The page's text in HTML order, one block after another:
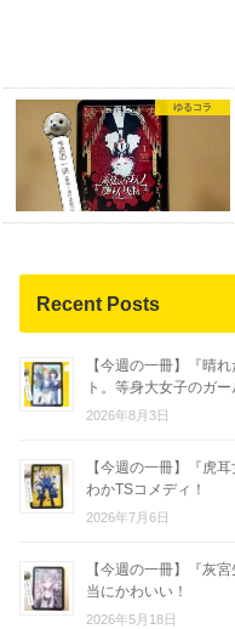
ゆるコラ
Recent Posts
【今週の一冊】『晴
ト。等身大女子のガ
2026年8月3日
【今週の一冊】『虎
わかTSコメディ！
2026年7月6日
【今週の一冊】『灰
当にかわいい！
2026年5月18日